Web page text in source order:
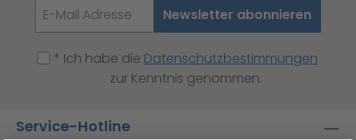
Newsletter abonnieren
* Ich habe die Datenschutzbestimmungen
zur Kenntnis genommen.
Service-Hotline